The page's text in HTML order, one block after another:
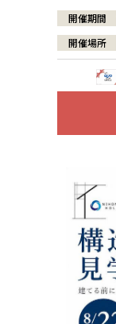
開催期間
開催場所